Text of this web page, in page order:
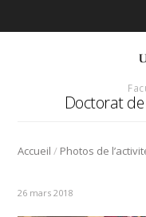
Doctorat
Accueil /
26 mars 2018